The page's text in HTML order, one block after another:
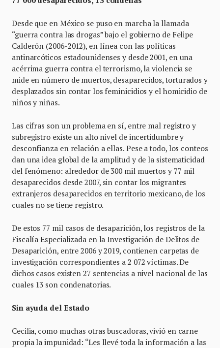
Desde que en México se puso en marcha la llamada
“guerra contra las drogas” bajo el gobierno de Felipe
Calderón (2006-2012), en línea con las políticas
antinarcóticos estadounidenses y desde 2001, en una
acérrima guerra contra el terrorismo, la violencia se
mide en número de muertos, desaparecidos, torturados y
desplazados sin contar los feminicidios y el homicidio de
niños y niñas.
Las cifras son un problema en sí, entre mal registro y
subregistro existe un alto nivel de incertidumbre y
desconfianza en relación a ellas. Pese a todo, los conteos
dan una idea global de la amplitud y de la sistematicidad
del fenómeno: alrededor de 300 mil muertos y 77 mil
desaparecidos desde 2007, sin contar los migrantes
extranjeros desaparecidos en territorio mexicano, de los
cuales no se tiene registro.
De estos 77 mil casos de desaparición, los registros de la
Fiscalía Especializada en la Investigación de Delitos de
Desaparición, entre 2006 y 2019, contienen carpetas de
investigación correspondientes a 2 072 víctimas. De
dichos casos existen 27 sentencias a nivel nacional de las
cuales 13 son condenatorias.
Sin ayuda del Estado
Cecilia, como muchas otras buscadoras, vivió en carne
propia la impunidad: “Les llevé toda la información a las